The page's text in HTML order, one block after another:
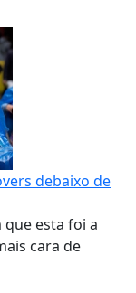
debaixo de
esta foi a
cara de